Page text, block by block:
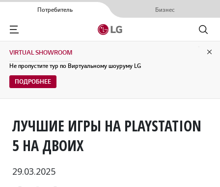
Потребитель Бизнес
Поиск
VIRTUAL SHOWROOM
Не пропустите тур по Виртуальному шоуруму LG
ПОДРОБНЕЕ
ЛУЧШИЕ ИГРЫ НА PLAYSTATION
5 НА ДВОИХ
29.03.2025